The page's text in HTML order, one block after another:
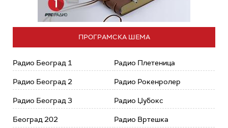
ПРОГРАМСКА ШЕМА
Радио Београд 1
Радио Београд 2
Радио Београд 3
Београд 202
Радио Плетеница
Радио Рокенролер
Радио Џубокс
Радио Вртешка